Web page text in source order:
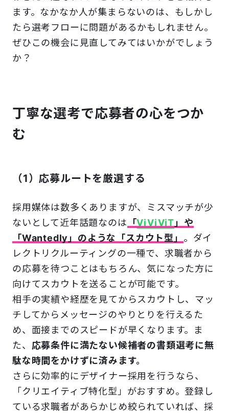
ます。なかなか人が集まらないのは、もしかし
たら選考フローに問題があるかもしれません。
ぜひこの機会に見直してみてはいかがでしょう
か？
丁寧な選考で応募者の心をつか
む
（1）応募ルートを厳選する
採用媒体は数多くありますが、ミスマッチが少
ないとして近年話題なのは 「ViViViT 」や
「Wantedly」のような「スカウト型」 。ダイ
レクトリクルーティングの一種で、求職者から
の応募を待つことはもちろん、気になった方に
向けてスカウトを送ることが可能です。
相手の実績や経歴を見てからスカウトし、マッ
チしてからメッセージのやりとりを行えるた
め、面接までのスピードが早くなります。ま
た、 応募条件に満たない候補者の書類選考に無
駄な時間をかけずに済みます。
さらに効率的にデザイナー採用を行うなら、
「クリエイティブ特化型」がおすすめ。登録し
ている求職者があらかじめ絞られていれば、採